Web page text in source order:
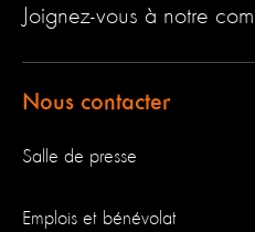
Joignez-vous à notre
Nous contacter
Salle de presse
Emplois et bénévolat